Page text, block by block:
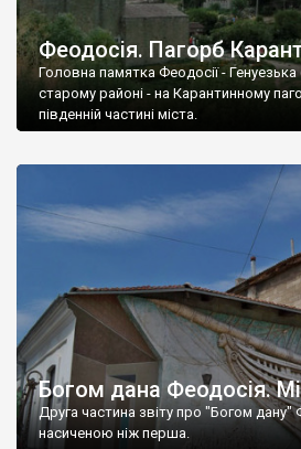
Феодосія. Пагорб
Головна памятка Феодосії -
старому районі - на Карантинному
південній частині міста.
Богом дана Феодосія.
Друга частина звіту про "Богом
насиченою ніж перша.